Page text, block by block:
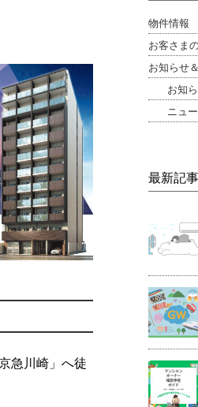
急川崎」へ徒
物件情報
お客さま
お知らせ
お知
ニュ
最新記事